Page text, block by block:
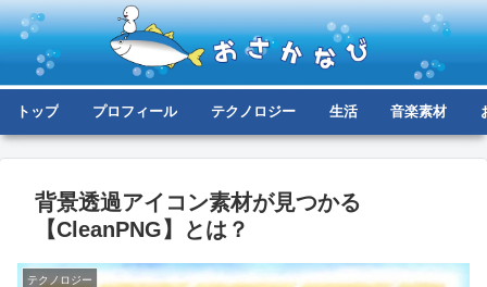
トップ プロフィール テクノロジー 生活 音楽素材
背景透過アイコン素材が見つかる
【CleanPNG】とは？
テクノロジー